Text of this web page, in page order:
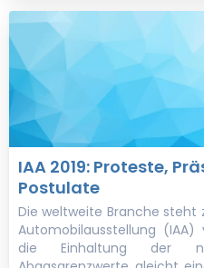
IAA 2019: Proteste,
Postulate
Die weltweite Branche steht
Automobilausstellung
die Einhaltung der